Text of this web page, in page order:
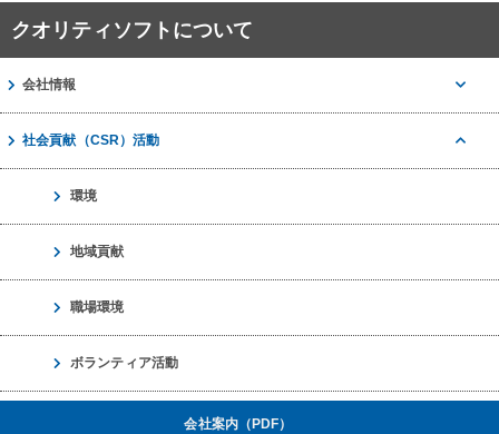
クオリティソフトについて
会社情報
社会貢献（CSR）活動
環境
地域貢献
職場環境
ボランティア活動
会社案内（PDF）